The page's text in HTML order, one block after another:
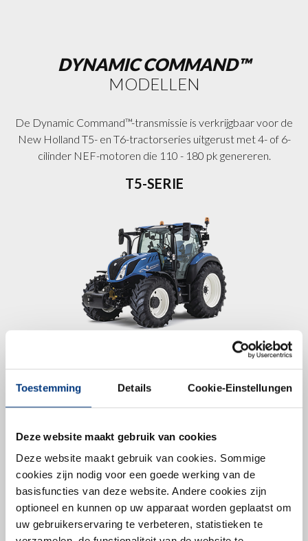
Toestemming Details Cookie-Einstellungen
Deze website maakt gebruik van cookies
Deze website maakt gebruik van cookies. Sommige
cookies zijn nodig voor een goede werking van de
basisfuncties van deze website. Andere cookies zijn
optioneel en kunnen op uw apparaat worden geplaatst om
uw gebruikerservaring te verbeteren, statistieken te
DYNAMIC COMMAND™
MODELLEN
De Dynamic Command™-transmissie is verkrijgbaar voor de
New Holland T5- en T6-tractorseries uitgerust met 4- of 6-
cilinder NEF-motoren die 110 - 180 pk genereren.
T5-SERIE
Motor NEF45
Vermogen 110 pk - 140 pk
Minimumgewicht 5.500 kg
Wielbasis 2.490 mm